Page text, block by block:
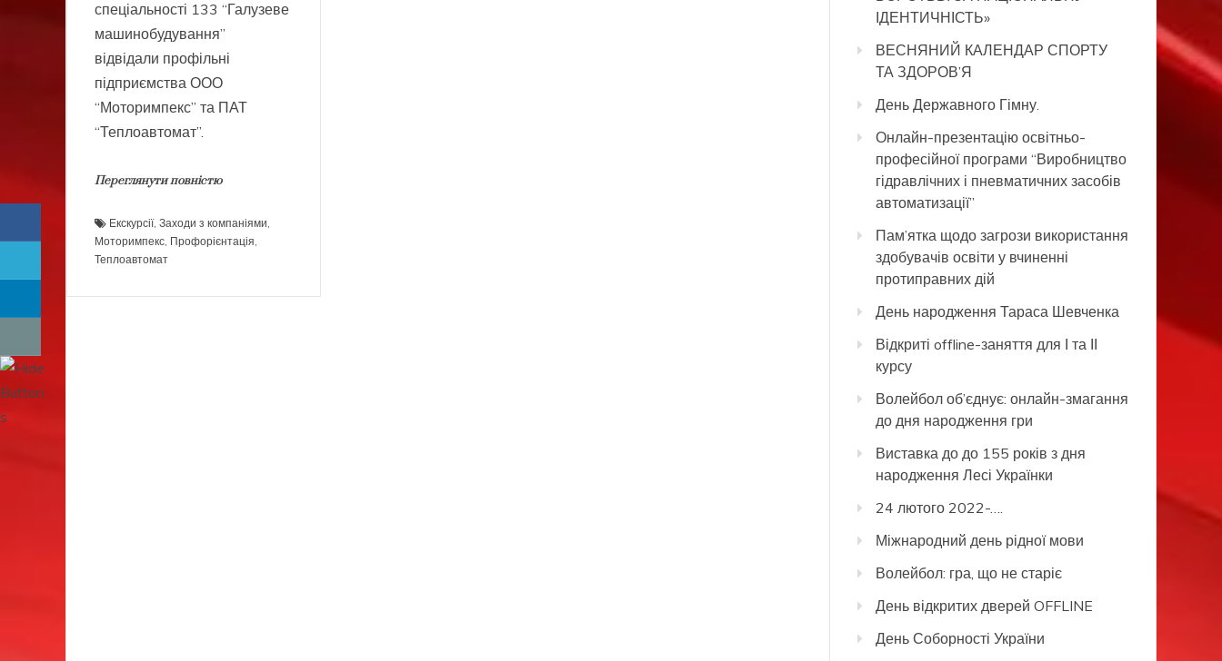
спеціальності 133 “Галузеве
машинобудування”
відвідали профільні
підприємства ООО
“Моторимпекс” та ПАТ
“Теплоавтомат”.
Переглянути повністю
Екскурсії, Заходи з компаніями,
Моторимпекс, Профорієнтація,
Теплоавтомат
ІДЕНТИЧНІСТЬ»
ВЕСНЯНИЙ КАЛЕНДАР СПОРТУ
ТА ЗДОРОВ’Я
День Державного Гімну.
Онлайн-презентацію освітньо-
професійної програми “Виробництво
гідравлічних і пневматичних засобів
автоматизації”
Пам’ятка щодо загрози використання
здобувачів освіти у вчиненні
протиправних дій
День народження Тараса Шевченка
Відкриті offline-заняття для І та ІІ
курсу
Волейбол об’єднує: онлайн-змагання
до дня народження гри
Виставка до до 155 років з дня
народження Лесі Українки
24 лютого 2022-….
Міжнародний день рідної мови
Волейбол: гра, що не старіє
День відкритих дверей OFFLINE
День Соборності України